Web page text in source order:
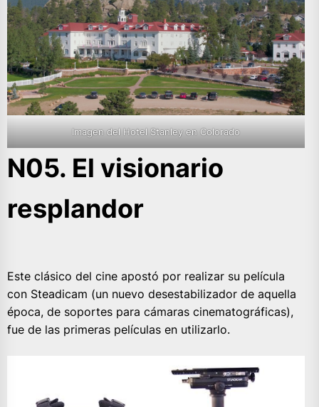
Imagen del Hotel Stanley en Colorado
N05. El visionario
resplandor
Este clásico del cine apostó por realizar su película
con Steadicam (un nuevo desestabilizador de aquella
época, de soportes para cámaras cinematográficas),
fue de las primeras películas en utilizarlo.